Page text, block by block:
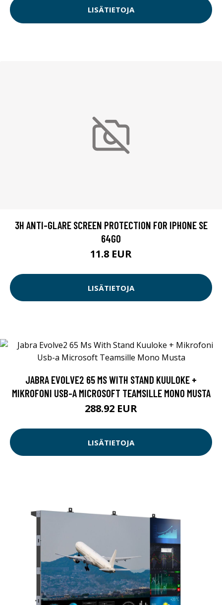
LISÄTIETOJA
3H ANTI-GLARE SCREEN PROTECTION FOR IPHONE SE
64GO
11.8 EUR
LISÄTIETOJA
JABRA EVOLVE2 65 MS WITH STAND KUULOKE +
MIKROFONI USB-A MICROSOFT TEAMSILLE MONO MUSTA
288.92 EUR
LISÄTIETOJA